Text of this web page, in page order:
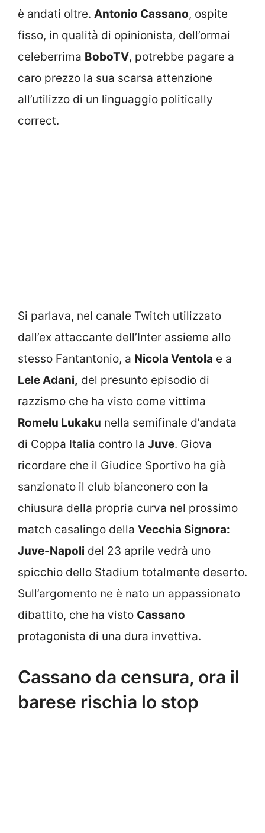
è andati oltre. Antonio Cassano, ospite
fisso, in qualità di opinionista, dell’ormai
celeberrima BoboTV, potrebbe pagare a
caro prezzo la sua scarsa attenzione
all’utilizzo di un linguaggio politically
correct.
Si parlava, nel canale Twitch utilizzato
dall’ex attaccante dell’Inter assieme allo
stesso Fantantonio, a Nicola Ventola e a
Lele Adani, del presunto episodio di
razzismo che ha visto come vittima
Romelu Lukaku nella semifinale d’andata
di Coppa Italia contro la Juve. Giova
ricordare che il Giudice Sportivo ha già
sanzionato il club bianconero con la
chiusura della propria curva nel prossimo
match casalingo della Vecchia Signora:
Juve-Napoli del 23 aprile vedrà uno
spicchio dello Stadium totalmente deserto.
Sull’argomento ne è nato un appassionato
dibattito, che ha visto Cassano
protagonista di una dura invettiva.
Cassano da censura, ora il
barese rischia lo stop